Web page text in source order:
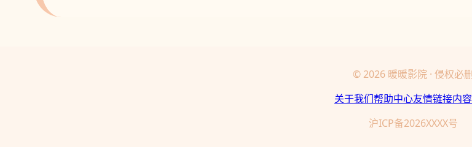
© 2026 暖暖影院 · 侵权必
关于我们帮助中心友情链接内
沪ICP备2026XXXX号